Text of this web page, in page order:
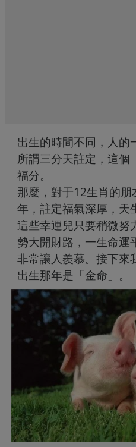
出生的時間不同，人的
所謂三分天註定，這個
福分。
那麼，對于12生肖的
年，註定福氣深厚，天
這些幸運兒只要稍微努
勢大開財路，一生命運
非常讓人羨慕。接下來
出生那年是「金命」。